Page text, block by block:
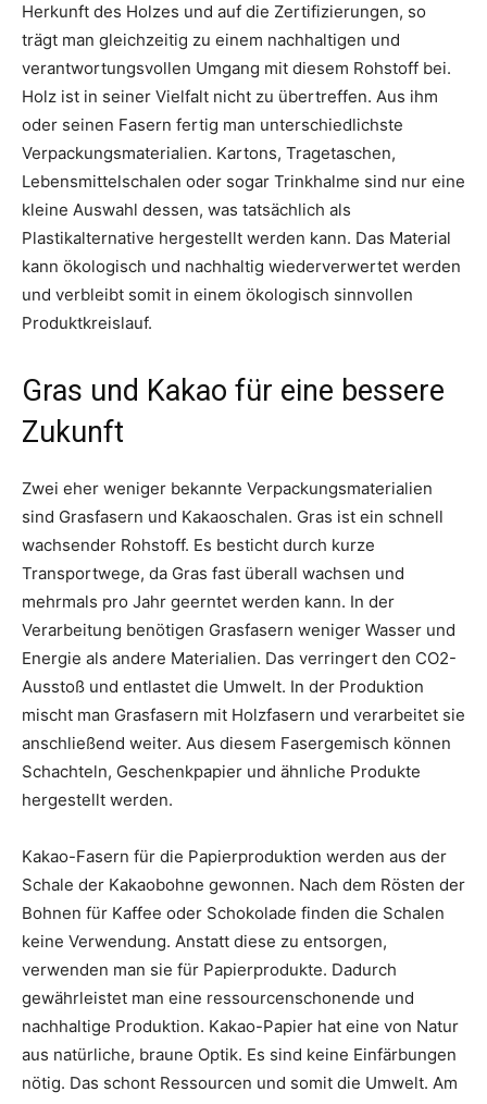
Herkunft des Holzes und auf die Zertifizierungen, so
trägt man gleichzeitig zu einem nachhaltigen und
verantwortungsvollen Umgang mit diesem Rohstoff bei.
Holz ist in seiner Vielfalt nicht zu übertreffen. Aus ihm
oder seinen Fasern fertig man unterschiedlichste
Verpackungsmaterialien. Kartons, Tragetaschen,
Lebensmittelschalen oder sogar Trinkhalme sind nur eine
kleine Auswahl dessen, was tatsächlich als
Plastikalternative hergestellt werden kann. Das Material
kann ökologisch und nachhaltig wiederverwertet werden
und verbleibt somit in einem ökologisch sinnvollen
Produktkreislauf.
Gras und Kakao für eine bessere
Zukunft
Zwei eher weniger bekannte Verpackungsmaterialien
sind Grasfasern und Kakaoschalen. Gras ist ein schnell
wachsender Rohstoff. Es besticht durch kurze
Transportwege, da Gras fast überall wachsen und
mehrmals pro Jahr geerntet werden kann. In der
Verarbeitung benötigen Grasfasern weniger Wasser und
Energie als andere Materialien. Das verringert den CO2-
Ausstoß und entlastet die Umwelt. In der Produktion
mischt man Grasfasern mit Holzfasern und verarbeitet sie
anschließend weiter. Aus diesem Fasergemisch können
Schachteln, Geschenkpapier und ähnliche Produkte
hergestellt werden.
Kakao-Fasern für die Papierproduktion werden aus der
Schale der Kakaobohne gewonnen. Nach dem Rösten der
Bohnen für Kaffee oder Schokolade finden die Schalen
keine Verwendung. Anstatt diese zu entsorgen,
verwenden man sie für Papierprodukte. Dadurch
gewährleistet man eine ressourcenschonende und
nachhaltige Produktion. Kakao-Papier hat eine von Natur
aus natürliche, braune Optik. Es sind keine Einfärbungen
nötig. Das schont Ressourcen und somit die Umwelt. Am